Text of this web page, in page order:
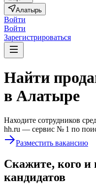
Алатырь
Войти
Войти
Зарегистрироваться
Найти
в Алатыре
Находите сотрудников
hh.ru — сервис № 1 по
Разместить вакансию
Скажите, кого
кандидатов